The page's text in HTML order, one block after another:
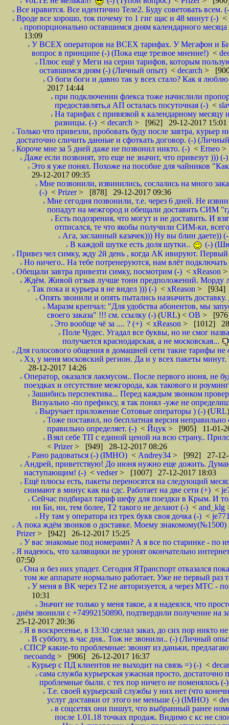
Все нравится. Все идентично Теле2. Буду советовать всем.
Вроде все хорошо, ток почему то 1 гиг щас и 48 минут (-) <
пропорционально оставшимся дням календарного
13:09
У ВСЕХ операторов на ВСЕХ тарифах. У Мегафон и Би
вопрос в принципе (-) (Пока еще трезвое мнение!) <
Плюс ещё у Меги на серии тарифов, которым
оставшимся дням (-) (Личный опыт) < decarch >
О боги боги и давно так у всех стало? Как я
2017 14:44
при подключении флекса тоже начислили
предоставлять,а АП осталась посуточная (-) <
На тарифах с привязкой к календарному
разницы. (-) < decarch > [962] 29-12-2017 15:01
Только что привезли, пробовать буду после завтра,
достаточно сличить данные и сфоткать договор. (-)
Короче мне за 5 дней даже не позвонил никто. (-) < Erneo >
Даже если позвонят, это еще не значит, что привезут ))) (-)
Это я уже понял. Похоже на пособие для чайников
29-12-2017 09:35
Мне позвонили, извинились, сослались на много
(-) < Prizer> [878] 29-12-2017 09:36
Мне сегодня позвонили, т.е. через 6 дней. Не
попадут на межгород и обещали доставить СИМ
Есть подозрения, что могут и не доставить. И
отписался, те что якобы получили СИМ-ки,
Ага, засланный казачек))) Ну вы блин даете))
В каждой шутке есть доля шутки..
(-)
Привез чел симку, жду 2й день , когда АК ивируют. Первый
Но ничего.. На тебе потренеруются, нам влёт подключать
Обещали завтра привезти симку, посмотрим (-) < xReason
Ждём. Живой отзыв лучше тонн предположений. Морду
Так пока и курьера я не видел ))) (-) < xReason > [934]
Опять звонили и опять пытались назначить
Маразм крепчал: "Для удобства абонентов, мы
своего заказа" !!! см. ссылку (-) (URL) < ОВ >
Это вообще чё за .... ? (+) < xReason > [1012]
Поле Чудес. Угадал все буквы, но не смог
получается краснодарская, а не московская...
Для голосового общения в домашней сети такие тарифы не
Хз, у меня московский регион. Да и у всех пакеты
28-12-2017 14:26
Оператор, оказался лакмусом.. После первого июня, не
поездках и отсутствие межгорода, как такового и
Зашибись перспектива... Перед каждым звонком
Визуально -по префиксу, я так понял -уже не
Выручает приложение Сотовые операторы ) (-) (URL
Тоже поставил, но бесплатная версия
правильно определяет. (-) < Йцук > [905] 11-01-
Взял себе ТП с единой ценой на всю страну..
< Prizer> [949] 28-12-2017 08:26
Рано радоваться (-) (IMHO) < Andrey34 > [992] 27-12-
Андрей, приветствую! До июня нужно еще дожить.
наступающим! (-) < vedser> [1007] 27-12-2017 18:03
Ещё плюсы есть, пакеты переносятся на следующий
снимают в минус как на сдс. Работает на две сети (+) <
Сейчас подбирал тариф шефу для поездки в Крым. И
ни Би, ни, тем более, Т2 такого не делают (-) < and_klg
Ну там у оператора из трех букв своя дочка (-) <
А пока ждём звонков о доставке. Моему знакомому(№1500)
Prizer> [942] 26-12-2017 15:25
У вас знакомые под номерами? А я все по старинке - по
Я надеюсь, что халявщики не уронят окончательно
07:50
Она и без них упадет. Сегодня ЯТранспорт отказался
том же аппарате нормально работает. Уже не первый раз
У меня в ВК через Т2 не авторизуется, а через МТС -
10:31
Значит не только у меня такое, а я надеялся, что
днём звонили с +74992150890, подтвердили получение на
25-12-2017 20:36
Я в воскресенье, в 13:30 сделал заказ, до сих пор никто
В субботу, в час дня.. Тож не звонили.. (-) (Личный
СПСР какие-то проблемные: звонят из даньки,
necoandg > [906] 26-12-2017 16:37
Курьер с ПД клиентов не выходит на связь =) (-) <
сама служба курьерская ужасная просто,
проблемные были. с тех пор ничего не поменялось (-)
Т.е. своей курьерской службы у них нет (что
услуг доставки от этого не меньше (-) (IMHO) <
в соцсетях они пишут, что выбранный ранее
после 1.01.18 точках продаж. Видимо с кс не